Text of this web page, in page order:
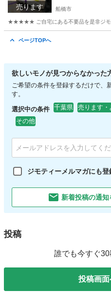
売ります 船橋市
★★★★★ ご自宅にある不要品を是非ジモテ
ページTOPへ
欲しいモノが見つからなかった
ご希望の条件を登録するだけで、
す。
選択中の条件 千葉県 売ります・
その他
ジモティーメルマガにも登
新着投稿の通
投稿
誰でも今すぐ
投稿画